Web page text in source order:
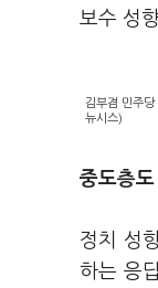
보수 성
김부겸 민주
뉴시스)
중도층
정치 성
하는 응